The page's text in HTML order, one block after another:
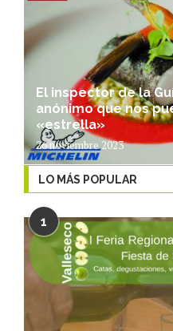
El inspector de la
anónimo que nos
«estrella»
26 noviembre 2023
LO MÁS POPULAR
1